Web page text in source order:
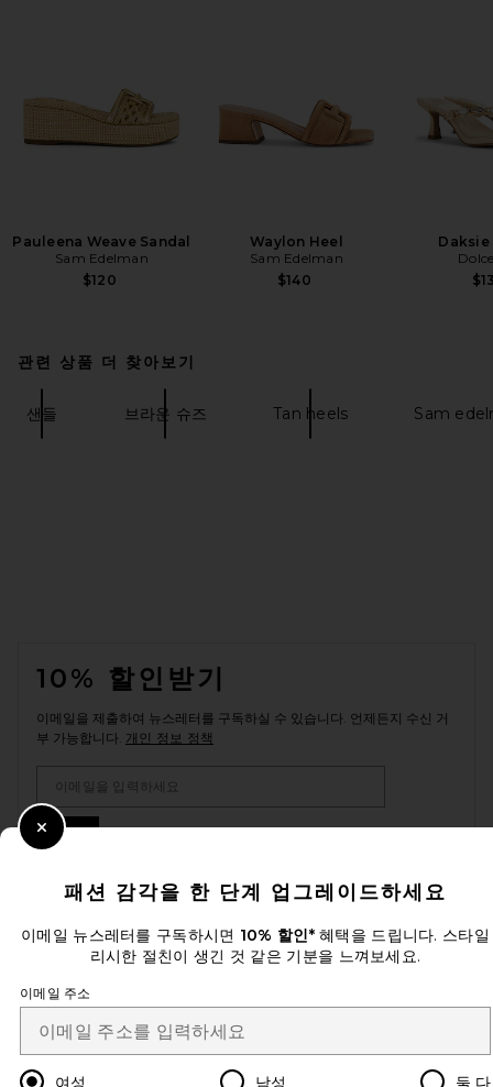
Pauleena Weave Sandal
Sam Edelman
$120
Waylon Heel
Sam Edelman
$140
Daksie
관련 상품 더 찾아보기
샌들 브라운 슈즈 Tan heels Sam
10% 할인받기
이메일을 제출하여 뉴스레터를 구독하실 수 있습니다. 언제든지 수신 거
부 가능합니다. 개인 정보 정책
Change Country Regions
ko USD
개선에 도움을 주세요!
오늘 방문에 대한 설문 조사를 해주세요
패션 감각을 한 단계 업그레이드하세요
이메일 뉴스레터를 구독하시면 10% 할인*혜택을 드립니다. 스타일
리시한 절친이 생긴 것 같은 기분을 느껴보세요.
이메일 주소
여성 남성 둘 다
Close Modal